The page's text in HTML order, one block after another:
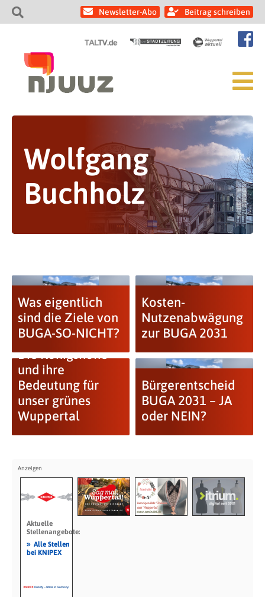
Newsletter-Abo Beitrag schreiben
Wolfgang
Buchholz
Was eigentlich
sind die Ziele von
BUGA-SO-NICHT?
Kosten-
Nutzenabwägung
zur BUGA 2031
Die Königshöhe
und ihre
Bedeutung für
unser grünes
Wuppertal
Bürgerentscheid
BUGA 2031 – JA
oder NEIN?
Aktuelle
Stellenangebote:
» Alle Stellen
bei KNIPEX